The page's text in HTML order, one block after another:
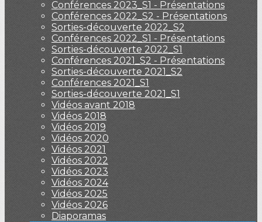
Conférences 2023_S1 - Présentations
Conférences 2022_S2 - Présentations
Sorties-découverte 2022_S2
Conférences 2022_S1 - Présentations
Sorties-découverte 2022_S1
Conférences 2021_S2 - Présentations
Sorties-découverte 2021_S2
Conférences 2021_S1
Sorties-découverte 2021_S1
Vidéos avant 2018
Vidéos 2018
Vidéos 2019
Vidéos 2020
Vidéos 2021
Vidéos 2022
Vidéos 2023
Vidéos 2024
Vidéos 2025
Vidéos 2026
Diaporamas